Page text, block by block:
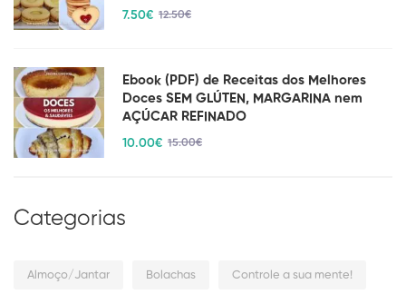
7.50€ 12.50€
Ebook (PDF) de Receitas dos Melhores
Doces SEM GLÚTEN, MARGARINA nem
AÇÚCAR REFINADO
10.00€ 15.00€
Categorias
Almoço/Jantar Bolachas Controle a sua mente!